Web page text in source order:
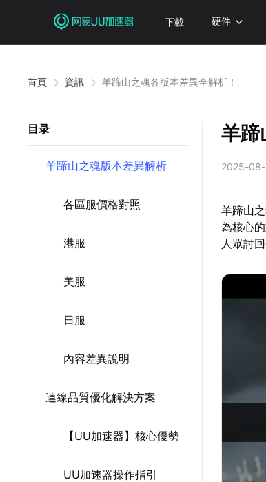
下載 硬件
首頁 資訊 羊蹄山之魂各版本差異全解析！
目录
羊蹄山之魂版本差異解析
各區服價格對照
港服
美服
日服
內容差異說明
連線品質優化解決方案
【UU加速器】核心優勢
UU加速器操作指引
羊蹄
2025-
羊蹄山
為核心
人眾討